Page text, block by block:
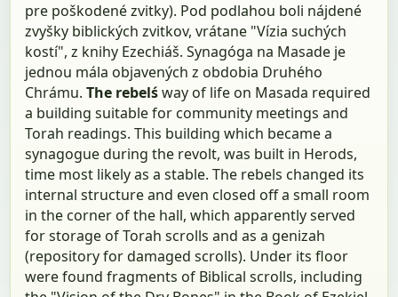
pre poškodené zvitky). Pod podlahou boli nájdené
zvyšky biblických zvitkov, vrátane "Vízia suchých
kostí", z knihy Ezechiáš. Synagóga na Masade je
jednou mála objavených z obdobia Druhého
Chrámu.The rebelśway of life on Masada required
a building suitable for community meetings and
Torah readings. This building which became a
synagogue during the revolt, was built in Herods,
time most likely as a stable. The rebels changed its
internal structure and even closed off a small room
in the corner of the hall, which apparently served
for storage of Torah scrolls and as a genizah
(repository for damaged scrolls). Under its floor
were found fragments of Biblical scrolls, including